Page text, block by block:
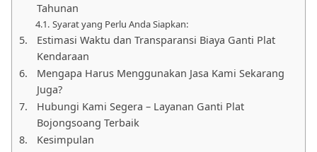
Tahunan
Syarat yang Perlu Anda Siapkan:
Estimasi Waktu dan Transparansi Biaya Ganti Plat
Kendaraan
Mengapa Harus Menggunakan Jasa Kami Sekarang
Juga?
Hubungi Kami Segera – Layanan Ganti Plat
Bojongsoang Terbaik
Kesimpulan